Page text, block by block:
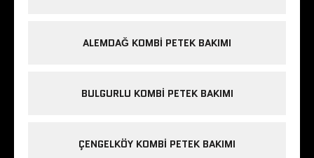
ALEMDAĞ KOMBI PETEK BAKIMI
BULGURLU KOMBI PETEK BAKIMI
ÇENGELKÖY KOMBI PETEK BAKIMI